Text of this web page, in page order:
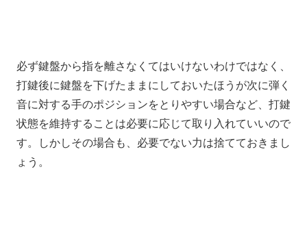
必ず鍵盤から指を離さなくてはいけないわけではなく、
打鍵後に鍵盤を下げたままにしておいたほうが次に弾く
音に対する手のポジションをとりやすい場合など、 打鍵
状態を維持することは必要に応じて取り入れていいので
す。
しかしその場合も、 必要でない力は捨てておきまし
ょう。